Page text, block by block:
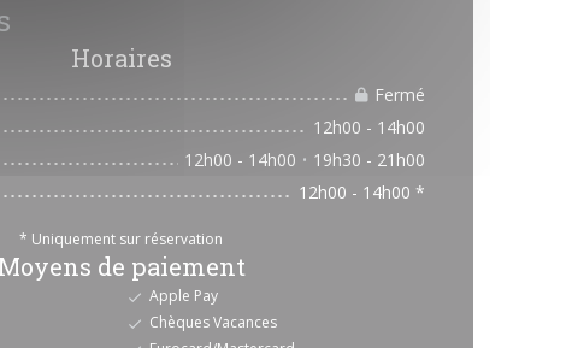
Horaires
Fermé
12h00 - 14h00
12h00 - 14h00 • 19h30 - 21h00
12h00 - 14h00 *
* Uniquement sur réservation
Moyens de paiement
Apple Pay
Chèques Vacances